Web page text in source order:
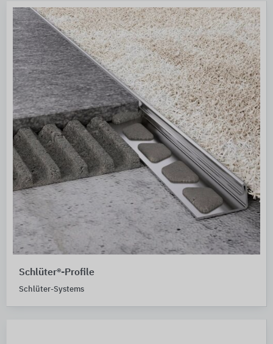
Schlüter®-Profile
Schlüter-Systems